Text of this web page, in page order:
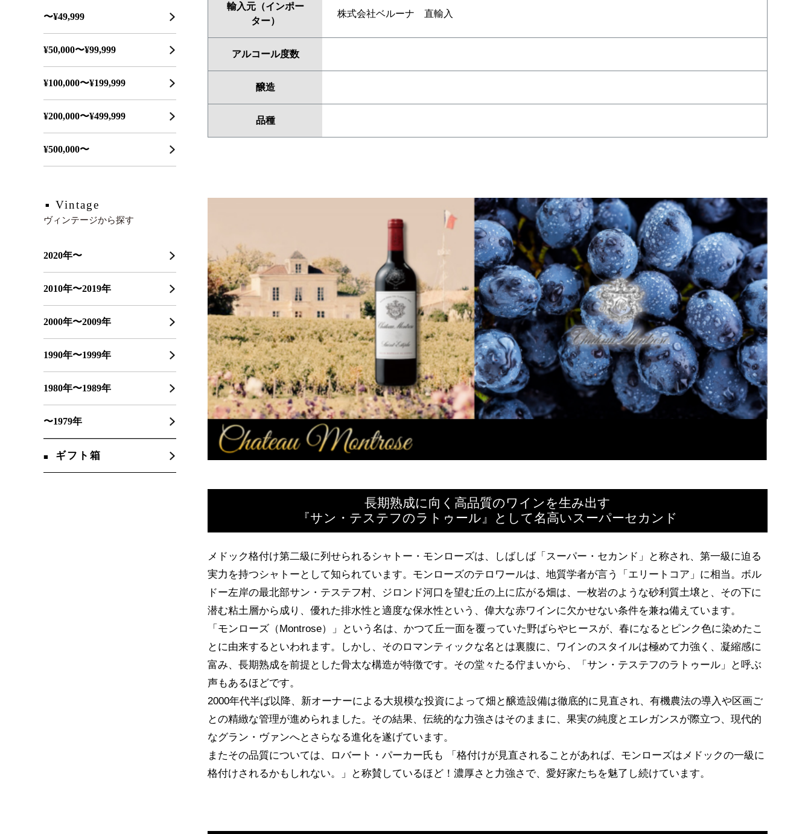
〜¥49,999
¥50,000〜¥99,999
¥100,000〜¥199,999
¥200,000〜¥499,999
¥500,000〜
Vintage
ヴィンテージから探す
2020年〜
2010年〜2019年
2000年〜2009年
1990年〜1999年
1980年〜1989年
〜1979年
ギフト箱
輸入元（インポー
ター）
株式会社ベルーナ 直輸入
アルコール度数
醸造
品種
長期熟成に向く高品質のワインを生み出す
『サン・テステフのラトゥール』として名高いスーパーセカンド
メドック格付け第二級に列せられるシャトー・モンローズは、しばしば「スーパー・セカンド」と称され、第一級に迫る
実力を持つシャトーとして知られています。モンローズのテロワールは、地質学者が言う「エリートコア」に相当。ボル
ドー左岸の最北部サン・テステフ村、ジロンド河口を望む丘の上に広がる畑は、一枚岩のような砂利質土壌と、その下に
潜む粘土層から成り、優れた排水性と適度な保水性という、偉大な赤ワインに欠かせない条件を兼ね備えています。
「モンローズ（Montrose）」という名は、かつて丘一面を覆っていた野ばらやヒースが、春になるとピンク色に染めたこ
とに由来するといわれます。しかし、そのロマンティックな名とは裏腹に、ワインのスタイルは極めて力強く、凝縮感に
富み、長期熟成を前提とした骨太な構造が特徴です。その堂々たる佇まいから、「サン・テステフのラトゥール」と呼ぶ
声もあるほどです。
2000年代半ば以降、新オーナーによる大規模な投資によって畑と醸造設備は徹底的に見直され、有機農法の導入や区画ご
との精緻な管理が進められました。その結果、伝統的な力強さはそのままに、果実の純度とエレガンスが際立つ、現代的
なグラン・ヴァンへとさらなる進化を遂げています。
またその品質については、ロバート・パーカー氏も 「格付けが見直されることがあれば、モンローズはメドックの一級に
格付けされるかもしれない。」と称賛しているほど！濃厚さと力強さで、愛好家たちを魅了し続けています。